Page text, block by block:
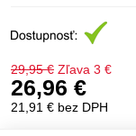
29,95 € Zľava 3 €
26,96 €
21,91 € bez DPH